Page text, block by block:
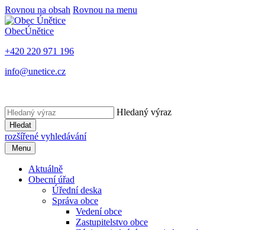
Rovnou na obsah Rovnou na menu
ObecÚnětice
+420 220 971 196
info@unetice.cz
Hledaný výraz
Hledat
rozšířené vyhledávání
Menu
Aktuálně
Obecní úřad
Úřední deska
Správa obce
Vedení obce
Zastupitelstvo obce